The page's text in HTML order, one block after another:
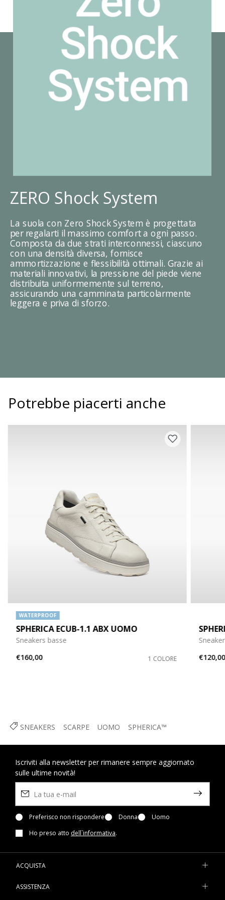
SNEAKERS SCARPE UOMO SPHERICA™
ZERO Shock System
La suola con Zero Shock System è progettata
per regalarti il massimo comfort a ogni passo.
Composta da due strati interconnessi, ciascuno
con una densità diversa, fornisce
ammortizzazione e flessibilità ottimali. Grazie ai
materiali innovativi, la pressione del piede viene
distribuita uniformemente sul terreno,
assicurando una camminata particolarmente
leggera e priva di sforzo.
Potrebbe piacerti anche
WATERPROOF
SPHERICA ECUB-1.1 ABX UOMO
Sneakers basse
€160,00
1 COLORE
€120,00
Iscriviti alla newsletter per rimanere sempre aggiornato
sulle ultime novità!
Preferisco non rispondere Donna
Uomo
Ho preso atto dell`informativa.
ACQUISTA
ASSISTENZA